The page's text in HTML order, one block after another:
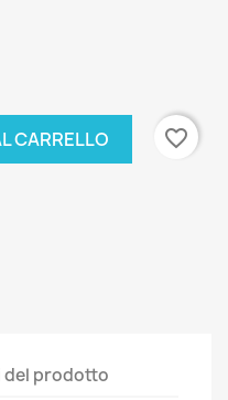
CARRELLO favorite_border
del prodotto